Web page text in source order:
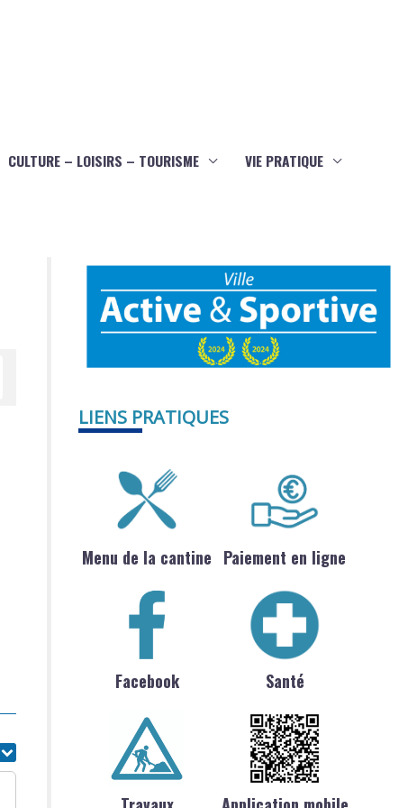
CULTURE – LOISIRS – TOURISME VIE PRATIQUE
LIENS PRATIQUES
Menu de la cantine Paiement en ligne
Facebook Santé